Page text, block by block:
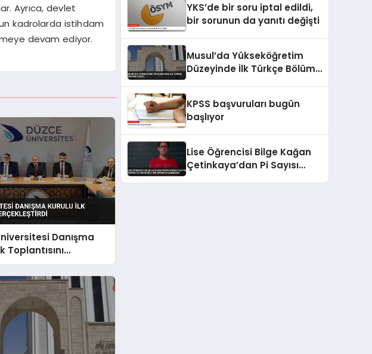
Ayrıca, devlet
kadrolarda istihdam
devam ediyor.
Danışma
Toplantısını
YKS’de bir soru iptal edildi,
bir sorunun da yanıtı değişti
Musul’da Yükseköğretim
Düzeyinde İlk Türkçe Bölümü
KPSS başvuruları bugün
başlıyor
Lise Öğrencisi Bilge Kağan
Çetinkaya’dan Pi Sayısı